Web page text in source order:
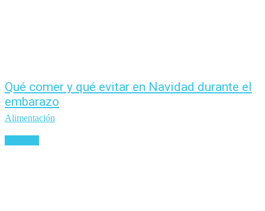
Qué comer y qué evitar en Navidad durante el
embarazo
Alimentación